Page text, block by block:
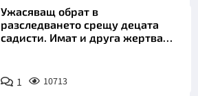
Ужасяващ обрат в
разследването срещу децата
садисти. Имат и друга жертва
1 10713